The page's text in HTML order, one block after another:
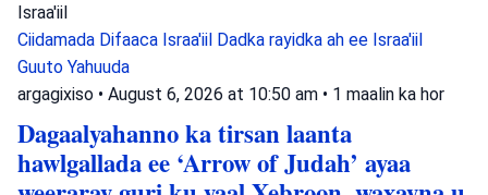
Israa'iil
Ciidamada Difaaca Israa'iil Dadka rayidka ah ee Israa'iil
Guuto Yahuuda
argagixiso • August 6, 2026 at 10:50 am • 1 maalin ka hor
Dagaalyahanno ka tirsan laanta
hawlgallada ee ‘Arrow of Judah’ ayaa